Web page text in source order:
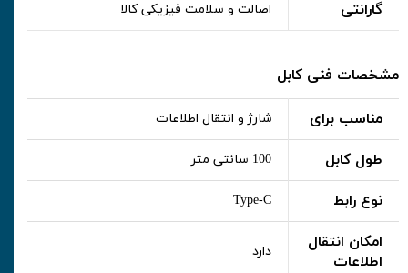
گارانتی اصالت و سلامت فیزیکی کالا
مشخصات فنی کابل
مناسب برای شارژ و انتقال اطلاعات
طول کابل 100 سانتی متر
نوع رابط Type-C
امکان انتقال
اطلاعات
دارد